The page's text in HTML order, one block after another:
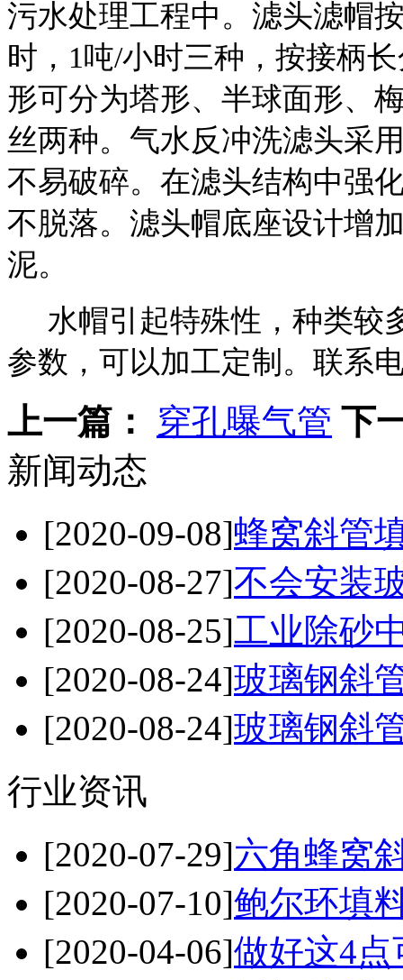
污水处理工程中。滤头滤帽
时，1吨/小时三种，按接柄
形可分为塔形、半球面形、
丝两种。气水反冲洗滤头采
不易破碎。在滤头结构中强
不脱落。滤头帽底座设计增
泥。
水帽引起特殊性，种类较
参数，可以加工定制。联系
上一篇： 穿孔曝气管 下
新闻动态
[2020-09-08]蜂窝斜管
[2020-08-27]不会安装
[2020-08-25]工业除砂
[2020-08-24]玻璃钢斜
[2020-08-24]玻璃钢斜
行业资讯
[2020-07-29]六角蜂窝
[2020-07-10]鲍尔环填
[2020-04-06]做好这4